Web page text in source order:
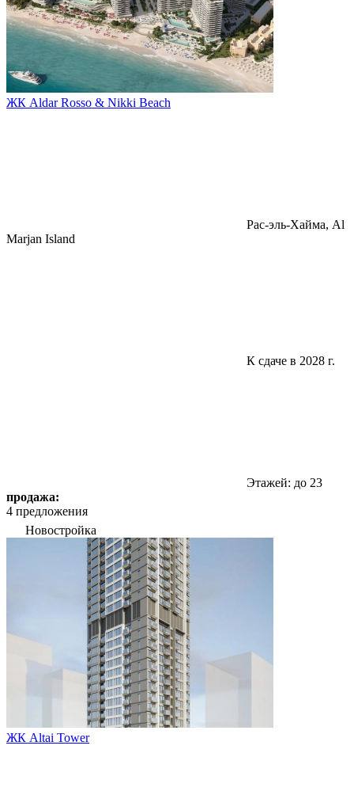
ЖК Aldar Rosso & Nikki Beach
Pac-эль-Хайма, Al
Marjan Island
К сдаче в 2028 г.
Этажей: до 23
продажа:
4 предложения
Новостройка
ЖК Altai Tower